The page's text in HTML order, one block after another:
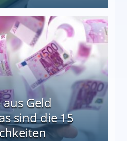
Geld
sind die 15